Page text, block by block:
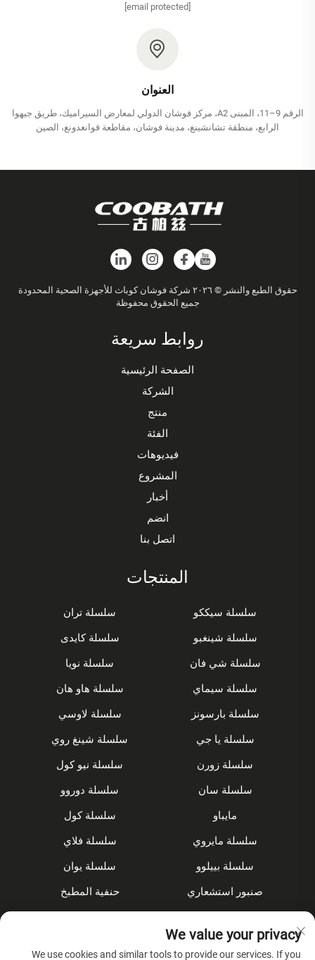
[email protected]
العنوان
الرقم 9–11، المبنى A2، مركز فوشان الدولي لمعارض السيراميك، طريق جيهوا
الرابع، منطقة تشانشينغ، مدينة فوشان، مقاطعة قوانغدونغ، الصين
حقوق الطبع والنشر © ٢٠٢٦ شركة فوشان كوباث للأجهزة الصحية المحدودة
جميع الحقوق محفوظة
روابط سريعة
الصفحة الرئيسية
الشركة
منتج
الفئة
فيديوهات
المشروع
أخبار
انضم
اتصل بنا
المنتجات
سلسلة سيككو
سلسلة تران
سلسلة شينغبو
سلسلة كايدى
سلسلة شي فان
سلسلة نويا
سلسلة سيماي
سلسلة هاو هان
سلسلة بارسونز
سلسلة لاوسي
سلسلة يا جي
سلسلة شينغ روي
سلسلة زورن
سلسلة نيو كول
سلسلة سان
سلسلة دوروو
مايباو
سلسلة كول
سلسلة مايروي
سلسلة فلاي
سلسلة بييلوو
سلسلة يوان
صنبور استشعاري
حنفية المطبخ
الملحقاتWe value your privacy
We use cookies and similar tools to provide our services. If you